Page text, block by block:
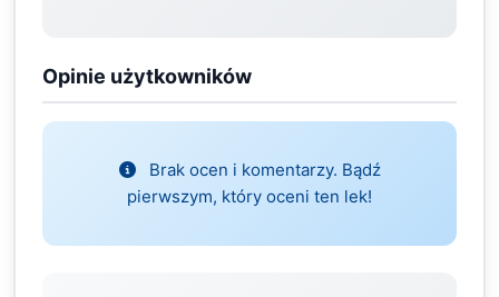
Opinie użytkowników
Brak ocen i komentarzy. Bądź
pierwszym, który oceni ten lek!